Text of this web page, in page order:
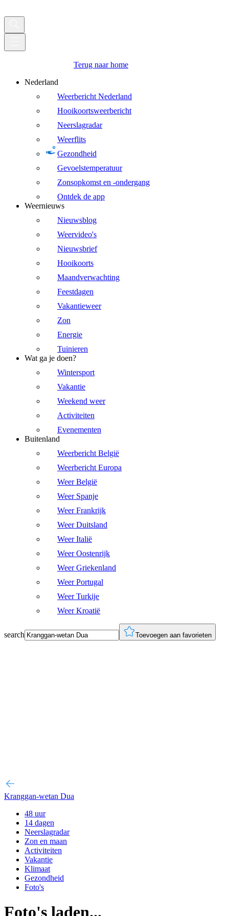
Terug naar home
Nederland
Weerbericht Nederland
Hooikoortsweerbericht
Neerslagradar
Weerflits
Gezondheid
Gevoelstemperatuur
Zonsopkomst en -ondergang
Ontdek de app
Weernieuws
Nieuwsblog
Weervideo's
Nieuwsbrief
Hooikoorts
Maandverwachting
Feestdagen
Vakantieweer
Zon
Energie
Tuinieren
Wat ga je doen?
Wintersport
Vakantie
Weekend weer
Activiteiten
Evenementen
Buitenland
Weerbericht België
Weerbericht Europa
Weer België
Weer Spanje
Weer Frankrijk
Weer Duitsland
Weer Italië
Weer Oostenrijk
Weer Griekenland
Weer Portugal
Weer Turkije
Weer Kroatië
search Toevoegen aan favorieten
Kranggan-wetan Dua
48 uur
14 dagen
Neerslagradar
Zon en maan
Activiteiten
Vakantie
Klimaat
Gezondheid
Foto's
Foto's laden...